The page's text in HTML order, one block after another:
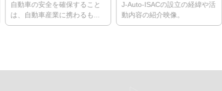
自動車の安全を確保すること
は、自動車産業に携わるも...
J-Auto-ISACの設立の経緯や活
動内容の紹介映像。